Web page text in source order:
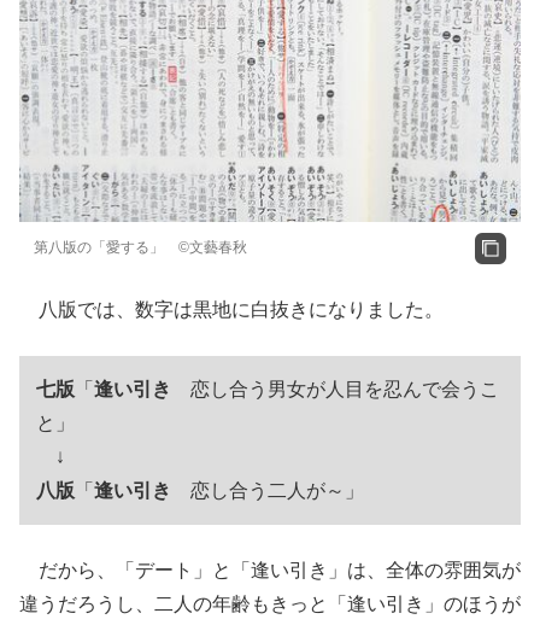
第八版の「愛する」 ©文藝春秋
八版では、数字は黒地に白抜きになりました。
七版 「 逢い引き
恋し合う男女が人目を忍んで会うこ
と」
↓
八版 「 逢い引き 恋し合う二人が～」
だから、「デート」と「逢い引き」は、全体の雰囲気が
違うだろうし、二人の年齢もきっと「逢い引き」のほうが